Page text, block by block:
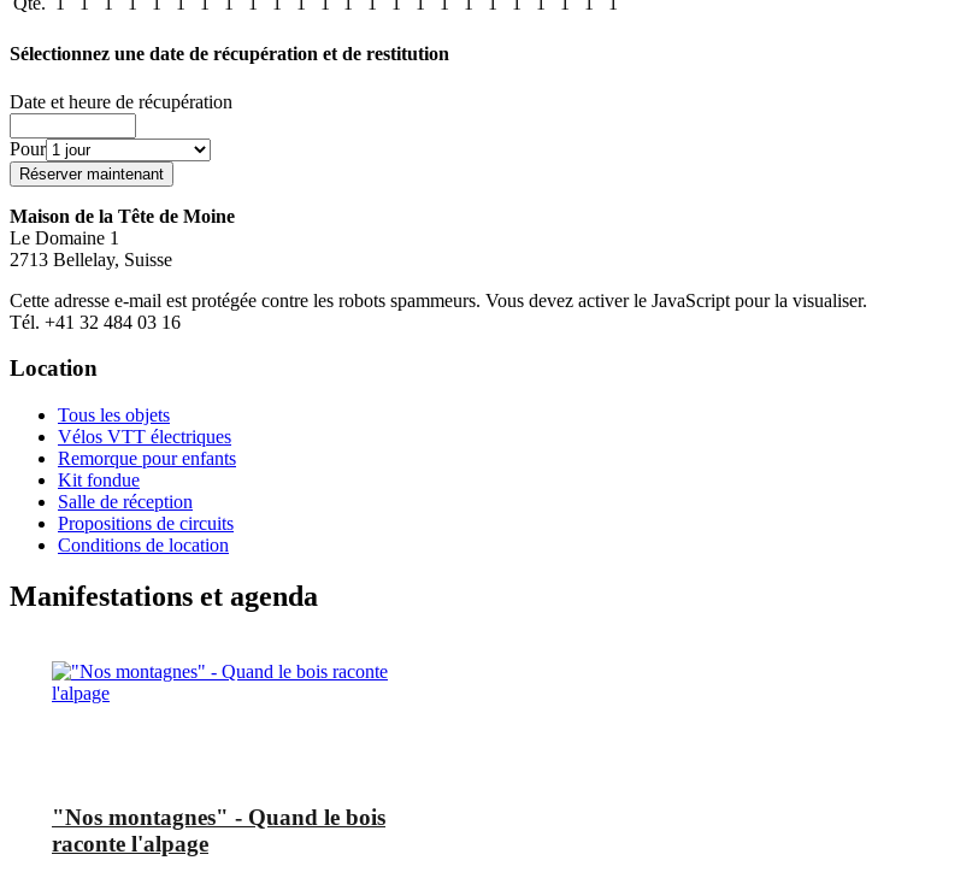
Sélectionnez une date de récupération et de restitution
Date et heure de récupération
Pour
Maison de la Tête de Moine
Le Domaine 1
2713 Bellelay, Suisse
Cette adresse e-mail est protégée contre les robots spammeurs. Vous devez activer le JavaScript pour la visualiser.
Tél. +41 32 484 03 16
Location
Tous les objets
Vélos VTT électriques
Remorque pour enfants
Kit fondue
Salle de réception
Propositions de circuits
Conditions de location
Manifestations et agenda
"Nos montagnes" - Quand le bois
raconte l'alpage